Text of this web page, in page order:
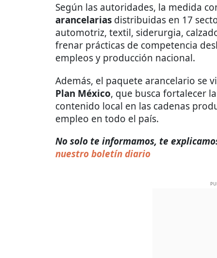
Según las autoridades, la medida
arancelarias distribuidas en 17
automotriz, textil, siderurgia,
frenar prácticas de competencia
empleos y producción nacional.
Además, el paquete arancelario se
Plan México, que busca fortalecer
contenido local en las cadenas
empleo en todo el país.
No solo te informamos, te
nuestro boletín diario